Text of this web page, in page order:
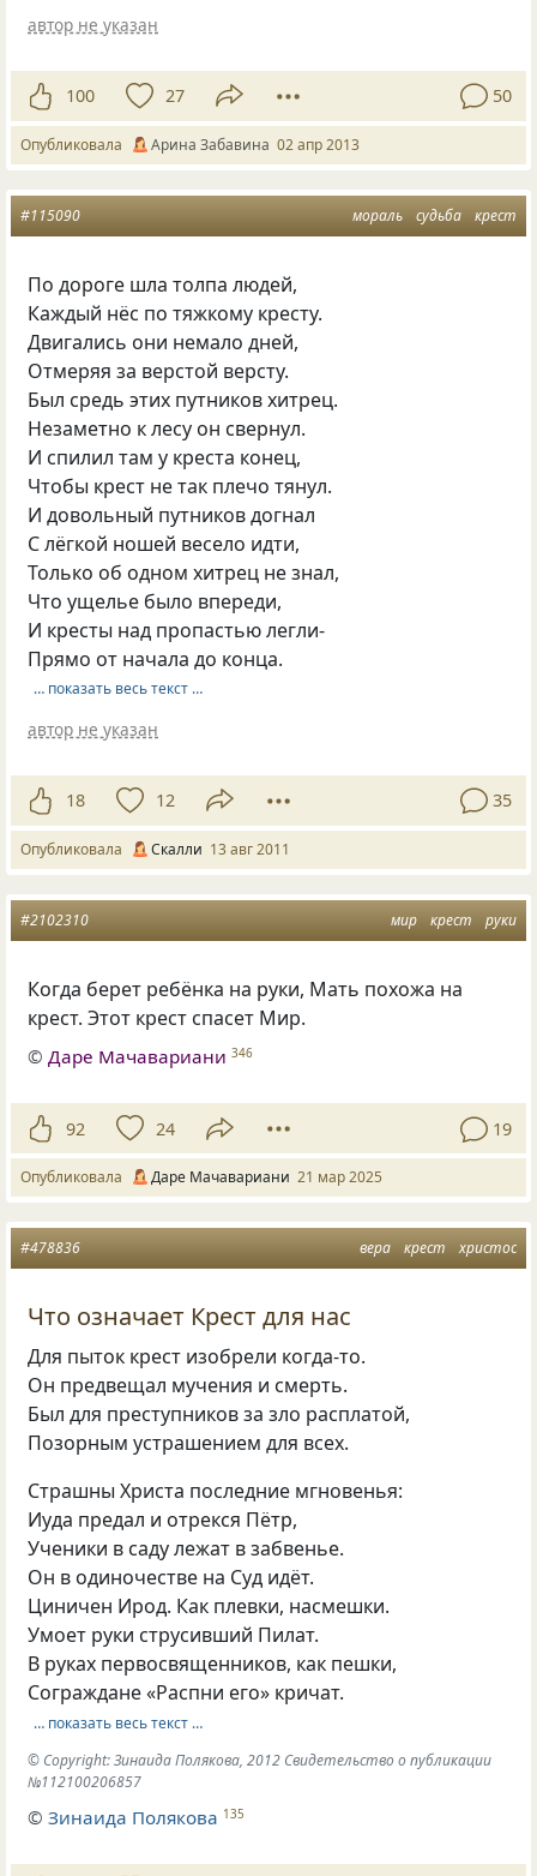
автор не указан
100 27 50
Опубликовала Арина Забавина 02 апр 2013
мораль судьба крест
#115090
По дороге шла толпа людей,
Каждый нёс по тяжкому кресту.
Двигались они немало дней,
Отмеряя за верстой версту.
Был средь этих путников хитрец.
Незаметно к лесу он свернул.
И спилил там у креста конец,
Чтобы крест не так плечо тянул.
И довольный путников догнал
С лёгкой ношей весело идти,
Только об одном хитрец не знал,
Что ущелье было впереди,
И кресты над пропастью легли-
Прямо от начала до конца.
… показать весь текст …
автор не указан
18 12 35
Опубликовала Скалли 13 авг 2011
мир крест руки
#2102310
Когда берет ребёнка на руки, Мать похожа на
крест. Этот крест спасет Мир.
©Даре Мачавариани 346
92 24 19
Опубликовала Даре Мачавариани 21 мар 2025
вера крест христос
#478836
Что означает Крест для нас
Для пыток крест изобрели когда-то.
Он предвещал мучения и смерть.
Был для преступников за зло расплатой,
Позорным устрашением для всех.
Страшны Христа последние мгновенья:
Иуда предал и отрекся Пётр,
Ученики в саду лежат в забвенье.
Он в одиночестве на Суд идёт.
Циничен Ирод. Как плевки, насмешки.
Умоет руки струсивший Пилат.
В руках первосвященников, как пешки,
Сограждане «Распни его» кричат.
… показать весь текст …
© Copyright: Зинаида Полякова, 2012 Свидетельство о публикации
№112100206857
©Зинаида Полякова 135